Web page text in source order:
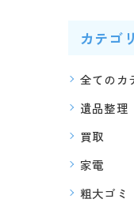
カテゴ
全てのカ
遺品整理
買取
家電
粗大ゴミ